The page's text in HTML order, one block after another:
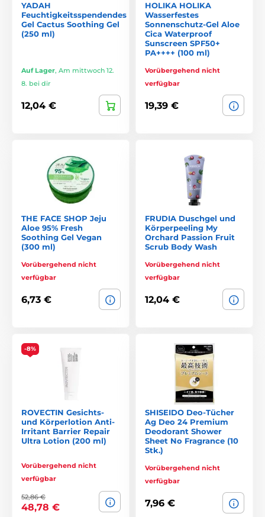
YADAH
Feuchtigkeitsspendendes
Gel Cactus Soothing Gel
(250 ml)
Auf Lager, Am mittwoch 12.
8. bei dir
12,04 €
HOLIKA HOLIKA
Wasserfestes
Sonnenschutz-Gel Aloe
Cica Waterproof
Sunscreen SPF50+
PA++++ (100 ml)
Vorübergehend nicht
verfügbar
19,39 €
THE FACE SHOP Jeju
Aloe 95% Fresh
Soothing Gel Vegan
(300 ml)
Vorübergehend nicht
verfügbar
6,73 €
FRUDIA Duschgel und
Körperpeeling My
Orchard Passion Fruit
Scrub Body Wash
Vorübergehend nicht
verfügbar
12,04 €
-8%
ROVECTIN Gesichts-
und Körperlotion Anti-
Irritant Barrier Repair
Ultra Lotion (200 ml)
Vorübergehend nicht
verfügbar
52,86 €
48,78 €
SHISEIDO Deo-Tücher
Ag Deo 24 Premium
Deodorant Shower
Sheet No Fragrance (10
Stk.)
Vorübergehend nicht
verfügbar
7,96 €